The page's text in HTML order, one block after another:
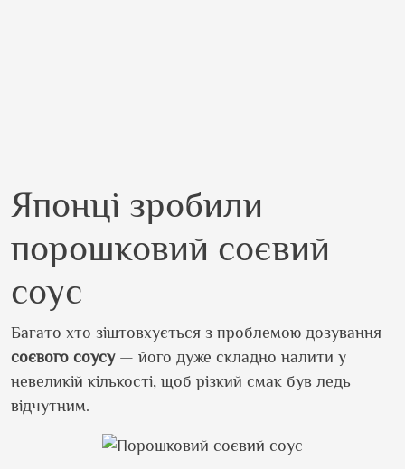
Японці зробили
порошковий соєвий
соус
Багато хто зіштовхується з проблемою дозування
соєвого соусу— його дуже складно налити у
невеликій кількості, щоб різкий смак був ледь
відчутним.